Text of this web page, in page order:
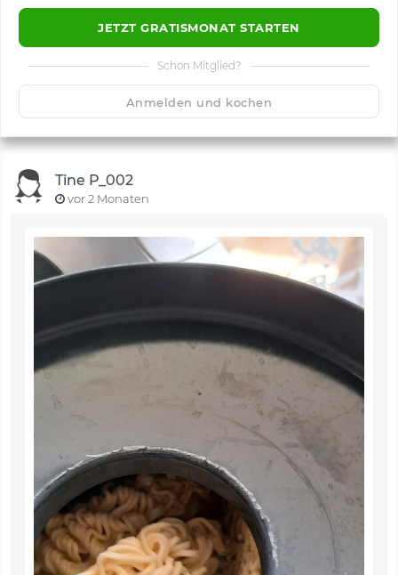
JETZT GRATISMONAT STARTEN
Schon Mitglied?
Anmelden und kochen
🙂 Speichern
Tine P_002
vor 2 Monaten